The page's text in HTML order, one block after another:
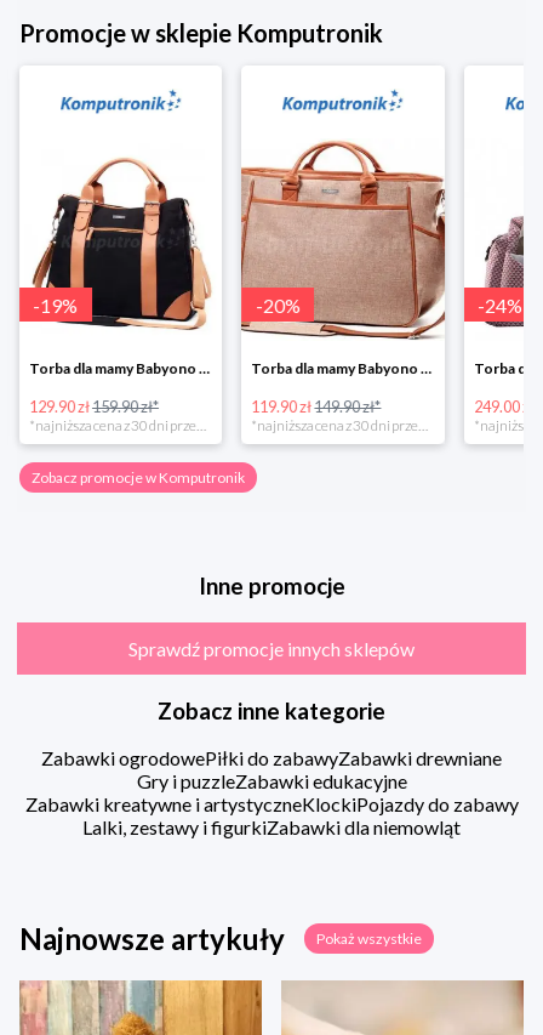
Promocje w sklepie Komputronik
-19%
Torba dla mamy Babyono 1505/01 Comfort Icoinic 5/5
129.90 zł159.90 zł*
-20%
Torba dla mamy Babyono 1507/01 Comfort Chic w super cenie
119.90 zł149.90 zł*
-24%
249.00 zł
Zobacz promocje w Komputronik
Inne promocje
Sprawdź promocje innych sklepów
Zobacz inne kategorie
Zabawki ogrodowePiłki do zabawyZabawki drewniane
Gry i puzzleZabawki edukacyjne
Zabawki kreatywne i artystyczneKlockiPojazdy do zabawy
Lalki, zestawy i figurkiZabawki dla niemowląt
Najnowsze artykuły Pokaż wszystkie